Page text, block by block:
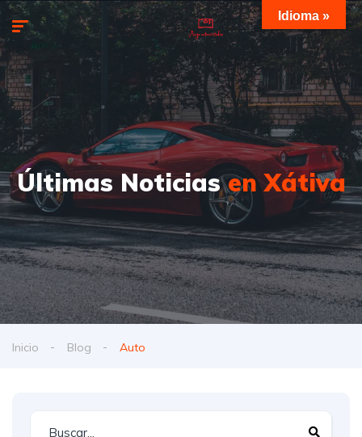
Últimas Noticiasen Xátiva
Inicio Blog Auto
Idioma »